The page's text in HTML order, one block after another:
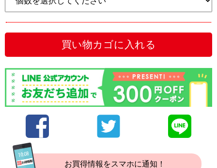
買い物カゴに入れる
お買得情報をスマホに通知！